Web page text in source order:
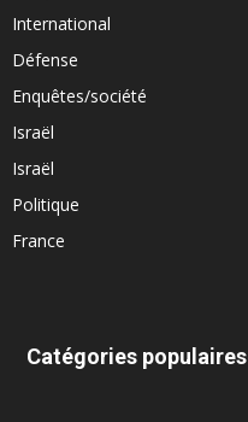
International
Défense
Enquêtes/société
Israël
Israël
Politique
France
Catégories populaires